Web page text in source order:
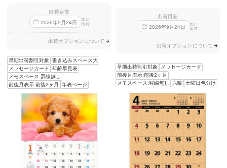
出荷目安
2026年9 月24日
迄に
出荷
出荷オプションについて
早期出荷割引対象
書き込みスペース大
メッセージカード
年齢早見表
メモスペース:罫線無し
前後月表示:前後2ヶ月
年表ページ
出荷目安
2026年9 月24日
迄に
出荷
出荷オプションについて
早期出荷割引対象
メッセージカード
前後月表示:前後2ヶ月
メモスペース:罫線無し
六曜 土曜日色分け